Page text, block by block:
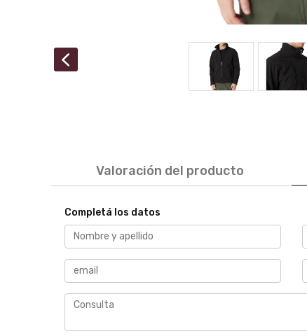
Valoración del producto
Completá los datos